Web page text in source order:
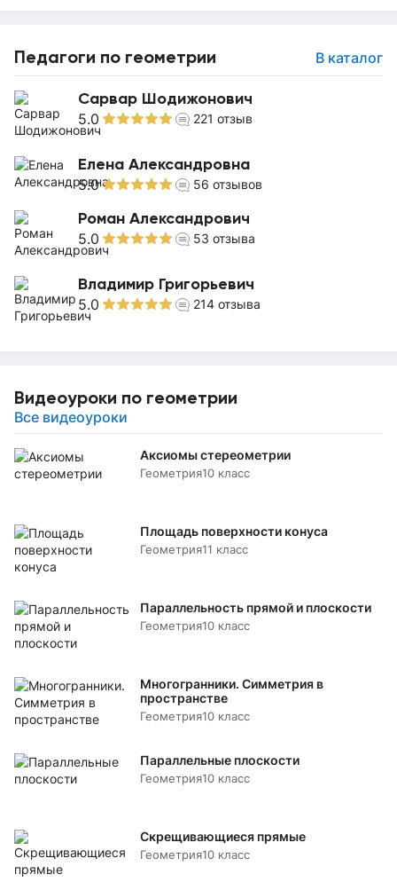
Педагоги по геометрии В каталог
Сарвар Шодижонович
5.0 221 отзыв
Елена Александровна
5.0 56 отзывов
Роман Александрович
5.0 53 отзыва
Владимир Григорьевич
5.0 214 отзыва
Видеоуроки по геометрии
Все видеоуроки
Аксиомы стереометрии
Геометрия10 класс
Площадь поверхности конуса
Геометрия11 класс
Параллельность прямой и плоскости
Геометрия10 класс
Многогранники. Симметрия в
пространстве
Геометрия10 класс
Параллельные плоскости
Геометрия10 класс
Скрещивающиеся прямые
Геометрия10 класс